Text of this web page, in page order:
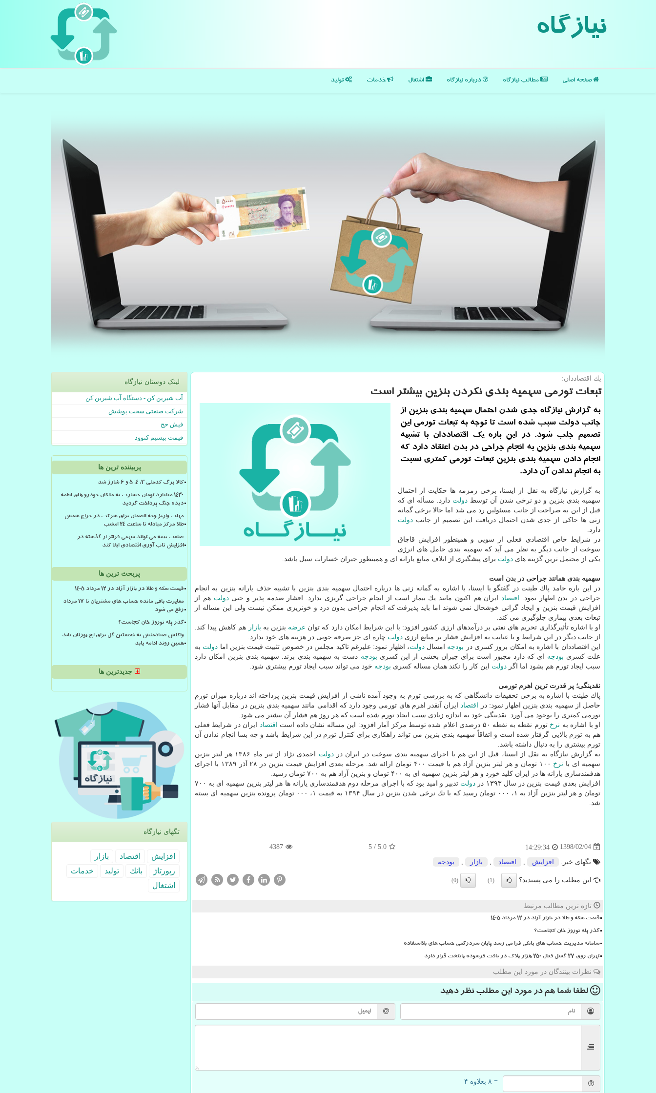
نیازگاه
صفحه اصلی مطالب نیازگاه درباره نیازگاه اشتغال خدمات تولید
یك اقتصاددان:
تبعات تورمی سهمیه بندی نكردن بنزین بیشتر است
به گزارش نیازگاه جدی شدن احتمال سهمیه بندی بنزین از
جانب دولت سبب شده است تا توجه به تبعات تورمی این
تصمیم جلب شود. در این باره یك اقتصاددان با تشبیه
سهمیه بندی بنزین به انجام جراحی در بدن اعتقاد دارد كه
انجام دادن سهمیه بندی بنزین تبعات تورمی كمتری نسبت
به انجام ندادن آن دارد.
به گزارش نیازگاه به نقل از ایسنا، برخی زمزمه ها حكایت از احتمال
سهمیه بندی بنزین و دو نرخی شدن آن توسط دولت دارد. مسأله ای كه
قبل از این به صراحت از جانب مسئولین رد می شد اما حالا برخی گمانه
زنی ها حاكی از جدی شدن احتمال دریافت این تصمیم از جانبدولت
دارد.
در شرایط خاص اقتصادی فعلی از سویی و همینطور افزایش قاچاق
سوخت از جانب دیگر به نظر می آید كه سهمیه بندی حامل های انرژی
یكی از محتمل ترین گزینه های دولت برای پیشگیری از اتلاف منابع یارانه ای و همینطور جبران خسارات سیل باشد.
سهمیه بندی همانند جراحی در بدن است
در این باره حامد پاك طینت در گفتگو با ایسنا، با اشاره به گمانه زنی ها درباره احتمال سهمیه بندی بنزین با تشبیه حذف یارانه بنزین به انجام
جراحی در بدن اظهار نمود:
اقتصادایران هم اكنون مانند یك بیمار است از انجام جراحی گریزی ندارد. اقشار صدمه پذیر و حتیدولت هم از
افزایش قیمت بنزین و ایجاد گرانی خوشحال نمی شوند اما باید پذیرفت كه انجام جراحی بدون درد و خونریزی ممكن نیست ولی این مساله از
تبعات بعدی بیماری جلوگیری می كند.
او با اشاره تأثیرگذاری تحریم های نفتی بر درآمدهای ارزی كشور افزود: با این شرایط امكان دارد كه توان عرضه بنزین به بازار هم كاهش پیدا كند.
از جانب دیگر در این شرایط و با عنایت به افزایش فشار بر منابع ارزی دولت چاره ای جز صرفه جویی در هزینه های خود ندارد.
این اقتصاددان با اشاره به امكان بروز كسری در بودجه امسالدولت، اظهار نمود: علیرغم تاكید مجلس در خصوص تثبیت قیمت بنزین اما دولت به
علت كسری بودجه ای كه دارد مجبور است برای جبران بخشی از این كسری بودجه دست به سهمیه بندی بزند. سهمیه بندی بنزین امكان دارد
سبب ایجاد تورم هم بشود اما اگر دولت این كار را نكند همان مساله كسری بودجه خود می تواند سبب ایجاد تورم بیشتری شود.
نقدینگی؛ پر قدرت ترین اهرم تورمی
پاك طینت با اشاره به برخی تحقیقات دانشگاهی كه به بررسی تورم به وجود آمده ناشی از افزایش قیمت بنزین پرداخته اند درباره میزان تورم
حاصل از سهمیه بندی بنزین اظهار نمود: در
اقتصادایران آنقدر اهرم های تورمی وجود دارد كه اقدامی مانند سهمیه بندی بنزین در مقابل آنها فشار
تورمی كمتری را بوجود می آورد. نقدینگی خود به اندازه زیادی سبب ایجاد تورم شده است كه هر روز هم فشار آن بیشتر می شود.
او با اشاره به نرخ تورم نقطه به نقطه ۵۰ درصدی اعلام شده توسط مركز آمار افزود: این مساله نشان داده است اقتصاد ایران در شرایط فعلی
هم به تورم بالایی گرفتار شده است و اتفاقاً سهمیه بندی بنزین می تواند راهكاری برای كنترل تورم در این شرایط باشد و چه بسا انجام ندادن آن
تورم بیشتری را به دنبال داشته باشد.
به گزارش نیازگاه به نقل از ایسنا، قبل از این هم با اجرای سهمیه بندی سوخت در ایران دردولت
احمدی نژاد از تیر ماه ۱۳۸۶ هر لیتر بنزین
سهمیه ای با نرخ
۱۰۰ تومان و هر لیتر بنزین آزاد هم با قیمت ۴۰۰ تومان ارائه شد. مرحله بعدی افزایش قیمت بنزین در ۲۸ آذر ۱۳۸۹ با اجرای
هدفمندسازی یارانه ها در ایران كلید خورد و هر لیتر بنزین سهمیه ای به ۴۰۰ تومان و بنزین آزاد هم به ۷۰۰ تومان رسید.
افزایش بعدی قیمت بنزین در سال ۱۳۹۳ در
دولت
تدبیر و امید بود كه با اجرای مرحله دوم هدفمندسازی یارانه ها هر لیتر بنزین سهمیه ای به ۷۰۰
تومان و هر لیتر بنزین آزاد به ۱، ۰۰۰ تومان رسید كه با تك نرخی شدن بنزین در سال ۱۳۹۴ به قیمت ۱، ۰۰۰ تومان پرونده بنزین سهمیه ای بسته
شد.
1398/02/04
14:29:34
5.0
/
5
4387
تگهای خبر: افزایش اقتصاد بازار بودجه
این مطلب را می پسندید؟ (1)
(0)
تازه ترین مطالب مرتبط
قیمت سکه و طلا در بازار آزاد در ۱۲ مرداد ۱۴۰۵
گذر پله نوروز خان کجاست؟
سامانه مدیریت حساب های بانکی فرا می رسد پایان سردرگمی حساب های بلااستفاده
تهران روی ۲۷ گسل فعال ۲۵۰ هزار پلاک در بافت فرسوده پایتخت قرار دارد
نظرات بینندگان در مورد این مطلب
لطفا شما همدر مورد این مطلب نظر دهید
= ۸ بعلاوه ۴
لینک دوستان نیازگاه
آب شیرین کن - دستگاه آب شیرین کن
شرکت صنعتی سخت پوشش
فیش حج
قیمت بیسیم کنوود
پربیننده ترین ها
کالا برگ کدملی 3، 4، 5 و 6 شارژ شد
۱۴۳۰ میلیارد تومان خسارت به مالکان خودرو های لطمه
دیده جنگ پرداخت گردید
مهلت واریز وجه الضمان برای شرکت در حراج شمش
طلا مرکز مبادله تا ساعت ۲۴ امشب
صنعت بیمه می تواند سهمی فراتر از گذشته در
افزایش تاب آوری اقتصادی ایفا کند
پربحث ترین ها
قیمت سکه و طلا در بازار آزاد در ۱۲ مرداد ۱۴۰۵
مغایرت باقی مانده حساب های مشتریان تا 17 مرداد
رفع می شود
گذر پله نوروز خان کجاست؟
واکنش صیادمنش به نخستین گل برای لخ پوزنان باید
همین روند ادامه یابد
جدیدترین ها
تگهای نیازگاه
افزایش اقتصاد
بازار
رپورتاژ
بانك تولید
خدمات
اشتغال